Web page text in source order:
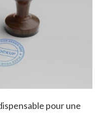
pour une